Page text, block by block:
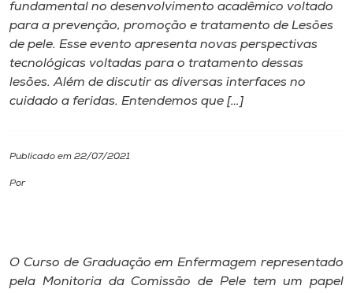
Portal de Ensino
A
I.nova
Cultura
fundamental no desenvolvimento acadêmico voltado
para a prevenção, promoção e tratamento de Lesões
de pele. Esse evento apresenta novas perspectivas
tecnológicas voltadas para o tratamento dessas
lesões. Além de discutir as diversas interfaces no
cuidado a feridas. Entendemos que […]
Publicado em 22/07/2021
Por
O Curso de Graduação em Enfermagem representado
pela Monitoria da Comissão de Pele tem um papel